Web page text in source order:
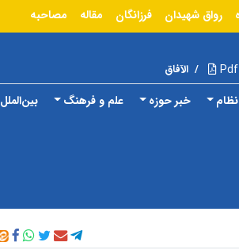
رواق شهیدان فرزانگان مقاله مصاحبه
/ الآفاق
خبر حوزه علم و فرهنگ بین‌الملل